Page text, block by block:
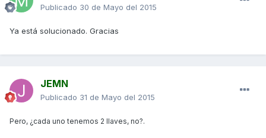
Publicado 30 de Mayo del 2015
Ya está solucionado. Gracias
JEMN
Publicado 31 de Mayo del 2015
Pero, ¿cada uno tenemos 2 llaves, no?.